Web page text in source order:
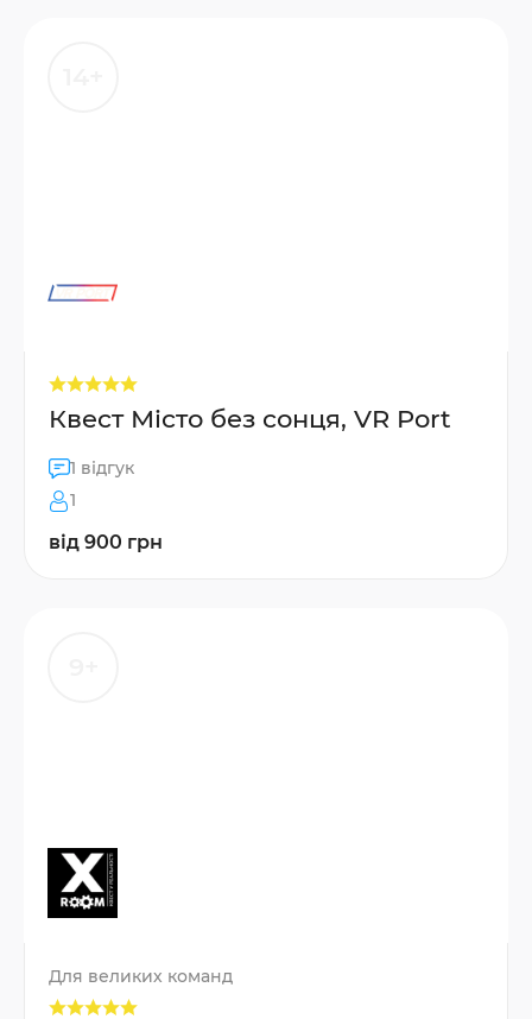
Квест Місто без сонця, VR Port
1 відгук
1
від 900 грн
Для великих команд